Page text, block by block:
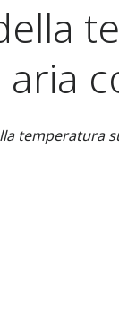
aria
temperatura